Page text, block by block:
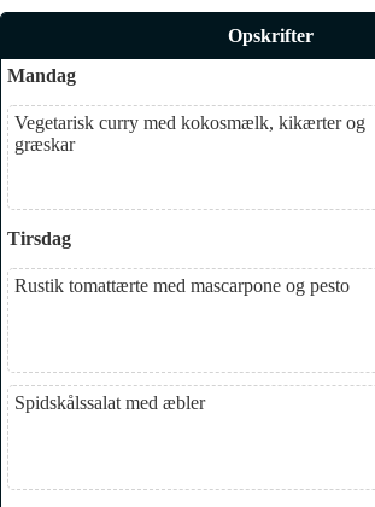
Opskrifter
Mandag
Vegetarisk curry med kokosmælk, kikærter og
græskar
Tirsdag
Rustik tomattærte med mascarpone og pesto
Spidskålssalat med æbler